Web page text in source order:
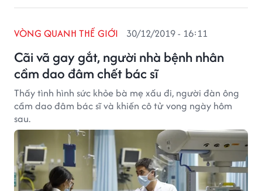
Cãi vã gay gắt, người nhà bệnh nhân
cầm dao đâm chết bác sĩ
VÒNG QUANH THẾ GIỚI 30/12/2019 - 16:11
Thấy tình hình sức khỏe bà mẹ xấu đi, người đàn ông
cầm dao đâm bác sĩ và khiến cô tử vong ngày hôm
sau.